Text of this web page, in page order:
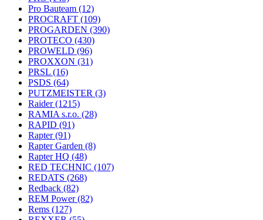
Pro Bauteam (12)
PROCRAFT (109)
PROGARDEN (390)
PROTECO (430)
PROWELD (96)
PROXXON (31)
PRSL (16)
PSDS (64)
PUTZMEISTER (3)
Raider(1215)
RAMIA s.r.o. (28)
RAPID (91)
Rapter(91)
Rapter Garden (8)
Rapter HQ (48)
RED TECHNIC (107)
REDATS (268)
Redback (82)
REM Power(82)
Rems (127)